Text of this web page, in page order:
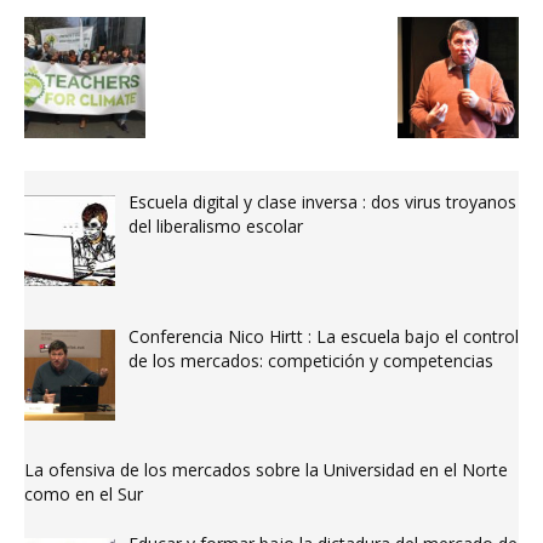
Escuela digital y clase inversa : dos virus troyanos
del liberalismo escolar
Conferencia Nico Hirtt : La escuela bajo el control
de los mercados: competición y competencias
La ofensiva de los mercados sobre la Universidad en el Norte
como en el Sur